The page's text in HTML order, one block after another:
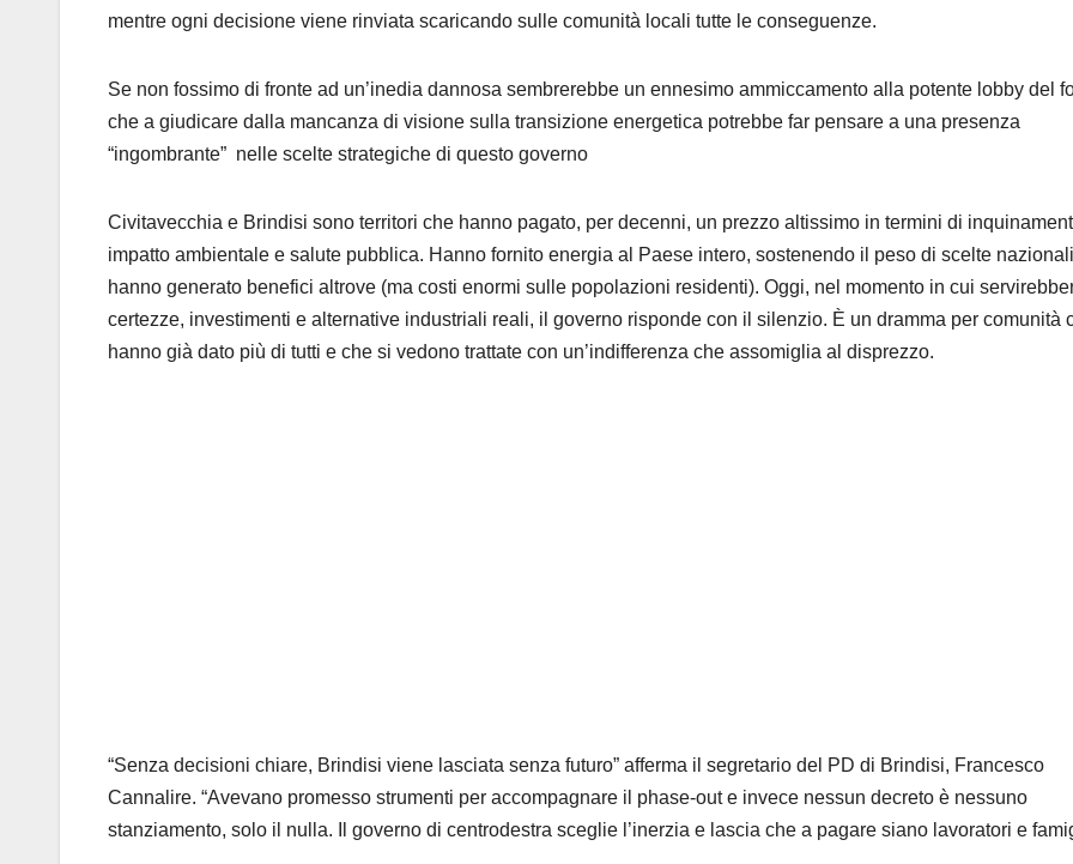
mentre ogni decisione viene rinviata scaricando sulle comunità locali tutte le conseguenze.
Se non fossimo di fronte ad un’inedia dannosa sembrerebbe un ennesimo ammiccamento alla potente lobby del
che a giudicare dalla mancanza di visione sulla transizione energetica potrebbe far pensare a una presenza
“ingombrante” nelle scelte strategiche di questo governo
Civitavecchia e Brindisi sono territori che hanno pagato, per decenni, un prezzo altissimo in termini di
impatto ambientale e salute pubblica. Hanno fornito energia al Paese intero, sostenendo il peso di scelte
hanno generato benefici altrove (ma costi enormi sulle popolazioni residenti). Oggi, nel momento in cui
certezze, investimenti e alternative industriali reali, il governo risponde con il silenzio. È un dramma per comunità
hanno già dato più di tutti e che si vedono trattate con un’indifferenza che assomiglia al disprezzo.
“Senza decisioni chiare, Brindisi viene lasciata senza futuro” afferma il segretario del PD di Brindisi, Francesco
Cannalire. “Avevano promesso strumenti per accompagnare il phase-out e invece nessun decreto è nessuno
stanziamento, solo il nulla. Il governo di centrodestra sceglie l’inerzia e lascia che a pagare siano lavoratori e